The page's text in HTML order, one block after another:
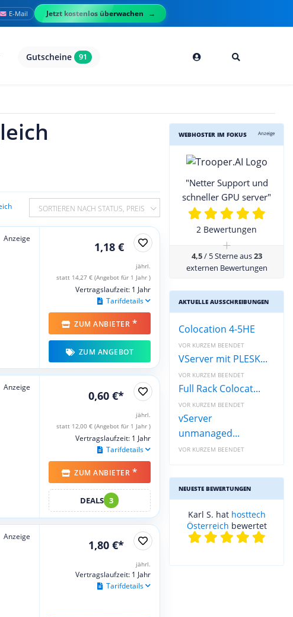
E-Mail Jetzt kostenlos überwachen
Gutscheine 91
SORTIEREN NACH STATUS, PREIS
Anzeige
1,18 €
jährl.
statt 14,27 € (Angebot für 1 Jahr )
Vertragslaufzeit: 1 Jahr
Tarifdetails
ZUM ANBIETER *
ZUM ANGEBOT
Anzeige
0,60 €*
jährl.
statt 12,00 € (Angebot für 1 Jahr )
Vertragslaufzeit: 1 Jahr
Tarifdetails
ZUM ANBIETER *
DEALS 3
Anzeige
1,80 €*
jährl.
Vertragslaufzeit: 1 Jahr
Tarifdetails
WEBHOSTER IM FOKUS Anzeige
"Netter Support und
schneller GPU server"
2 Bewertungen
+
4,5/ 5 Sterne aus23
externen Bewertungen
AKTUELLE AUSSCHREIBUNGEN
Colocation 4-5HE
VOR KURZEM BEENDET
VServer mit PLESK...
VOR KURZEM BEENDET
Full Rack Colocat...
VOR KURZEM BEENDET
vServer
unmanaged...
VOR KURZEM BEENDET
NEUESTE BEWERTUNGEN
Karl S. hat hosttech
Österreich bewertet